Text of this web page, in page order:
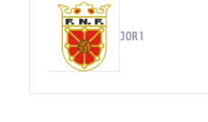
JOR 1